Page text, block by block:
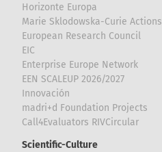
Horizonte Europa
Marie Sklodowska-Curie Actions
European Research Council
EIC
Enterprise Europe Network
EEN SCALEUP 2026/2027
Innovación
madri+d Foundation Projects
Call4Evaluators RIVCircular
Scientific-Culture